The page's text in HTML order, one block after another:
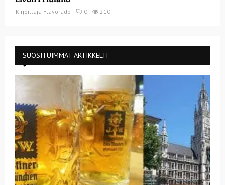
Kirjoittaja Flavorado 0 210
SUOSITUIMMAT ARTIKKELIT